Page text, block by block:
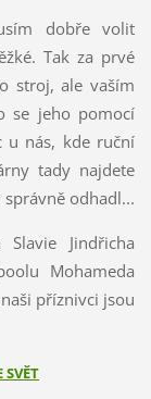
dobře volit
Tak za prvé
stroj, ale vaším
se jeho pomocí
u nás, kde ruční
tady najdete
odhadl...
Jindřicha
Mohameda
příznivci jsou
SVĚT